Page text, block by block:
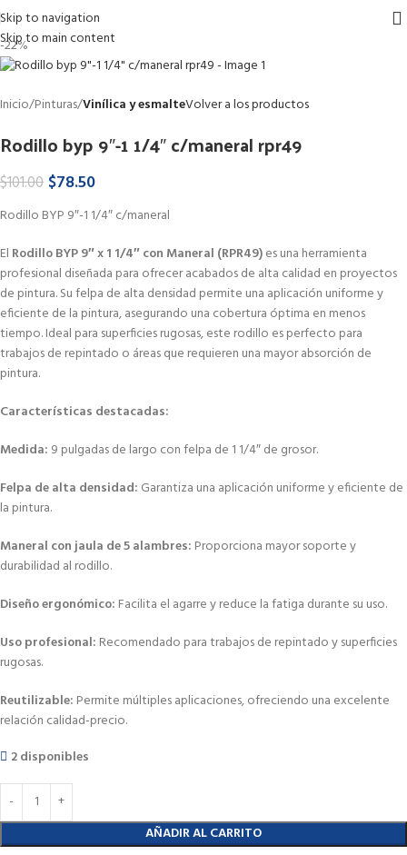
Skip to navigation
Skip to main content
-22%
Inicio Pinturas Vinílica y esmalteVolver a los productos
Rodillo byp 9″-1 1/4″ c/maneral rpr49
$101.00 $78.50
Rodillo BYP 9″-1 1/4″ c/maneral
El Rodillo BYP 9″ x 1 1/4″ con Maneral (RPR49)es una herramienta
profesional diseñada para ofrecer acabados de alta calidad en proyectos
de pintura.Su felpa de alta densidad permite una aplicación uniforme y
eficiente de la pintura, asegurando una cobertura óptima en menos
tiempo.Ideal para superficies rugosas, este rodillo es perfecto para
trabajos de repintado o áreas que requieren una mayor absorción de
pintura.
Características destacadas:
Medida: 9 pulgadas de largo con felpa de 1 1/4″ de grosor.
Felpa de alta densidad: Garantiza una aplicación uniforme y eficiente de
la pintura.
Maneral con jaula de 5 alambres: Proporciona mayor soporte y
durabilidad al rodillo.
Diseño ergonómico: Facilita el agarre y reduce la fatiga durante su uso.
Uso profesional: Recomendado para trabajos de repintado y superficies
rugosas.
Reutilizable: Permite múltiples aplicaciones, ofreciendo una excelente
relación calidad-precio.
2 disponibles
AÑADIR AL CARRITO